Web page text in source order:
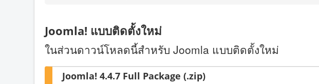
Joomla! แบบติดตั้งใหม่
ในส่วนดาวน์โหลดนี้สำหรับ Joomla แบบติดตั้งใหม่
Joomla! 4.4.7 Full Package (.zip)